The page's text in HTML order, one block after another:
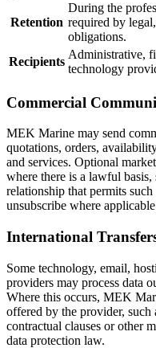
Retention
During the
required by
obligations.
Recipients
Administrative,
technology
Commercial
MEK Marine may send
quotations, orders,
and services. Optional
where there is a lawful basis,
relationship that permits
unsubscribe where
International
Some technology, email,
providers may process data
Where this occurs, MEK
offered by the provider, such
contractual clauses or other
data protection law.